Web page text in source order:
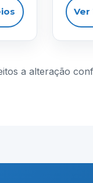
Ver
a alteração